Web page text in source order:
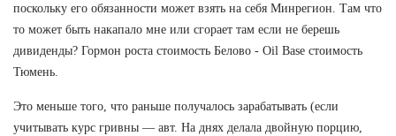
поскольку его обязанности может взять на себя Минрегион. Там что
то может быть накапало мне или сгорает там если не берешь
дивиденды? Гормон роста стоимость Белово - Oil Base стоимость
Тюмень.
Это меньше того, что раньше получалось зарабатывать (если
учитывать курс гривны — авт. На днях делала двойную порцию,